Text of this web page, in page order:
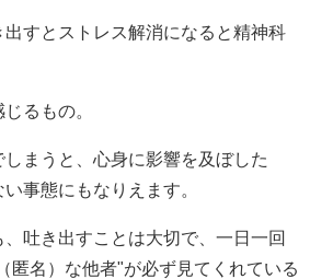
すとストレス解消になると精神科
るもの。
まうと、心身に影響を及ぼした
事態にもなりえます。
吐き出すことは大切で、一日一回
匿名）な他者"が必ず見てくれている